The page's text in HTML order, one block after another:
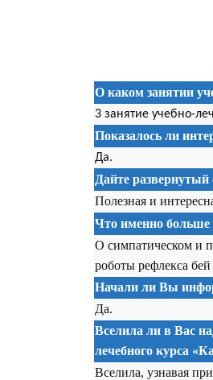
О каком занятии
3 занятие учебно-
Показалось ли
Да.
Дайте развернутый
Полезная и
Что именно больше
О симпатическом и
роботы рефлекса
Начали ли Вы
Да.
Вселила ли в Вас
лечебного курса
Вселила, узнавая